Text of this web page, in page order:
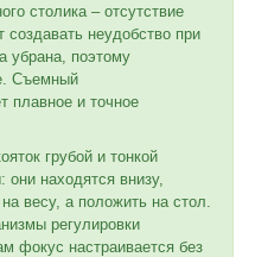
столика – отсутствие
неудобство при
убрана, поэтому
Съемный
плавное и точное
грубой и тонкой
находятся внизу,
весу, а положить на стол.
регулировки
фокус настраивается без